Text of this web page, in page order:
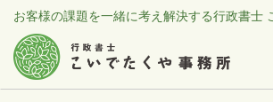
お客様の課題を一緒に考え解決する行政書士